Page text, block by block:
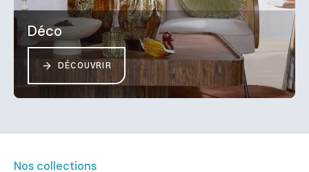
Déco
DÉCOUVRIR
Nos collections